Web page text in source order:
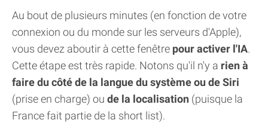
Au bout de plusieurs minutes (en fonction de votre
connexion ou du monde sur les serveurs d'Apple),
vous devez aboutir à cette fenêtre pour activer l'IA.
Cette étape est très rapide. Notons qu'il n'y a rien à
faire du côté de la langue du système ou de Siri
(prise en charge) ou de la localisation (puisque la
France fait partie de la short list).